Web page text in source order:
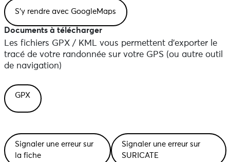
Documents à télécharger
Les fichiers GPX / KML vous permettent d'exporter le
tracé de votre randonnée sur votre GPS (ou autre outil
de navigation)
GPX
Signaler une erreur sur
la fiche
Signaler une erreur sur
SURICATE